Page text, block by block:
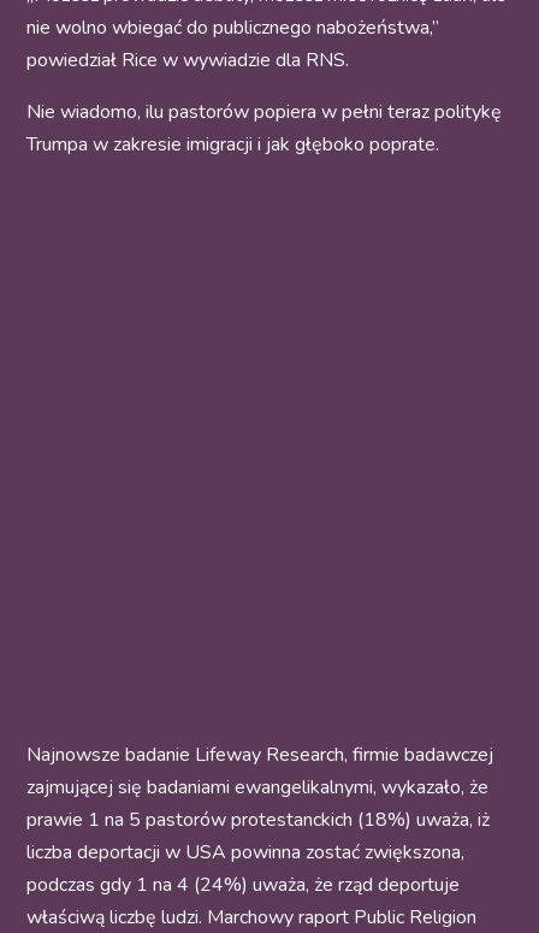
nie wolno wbiegać do publicznego nabożeństwa,”
powiedział Rice w wywiadzie dla RNS.
Nie wiadomo, ilu pastorów popiera w pełni teraz politykę
Trumpa w zakresie imigracji i jak głęboko poprate.
Najnowsze badanie Lifeway Research, firmie badawczej
zajmującej się badaniami ewangelikalnymi, wykazało, że
prawie 1 na 5 pastorów protestanckich (18%) uważa, iż
liczba deportacji w USA powinna zostać zwiększona,
podczas gdy 1 na 4 (24%) uważa, że rząd deportuje
właściwą liczbę ludzi. Marchowy raport Public Religion